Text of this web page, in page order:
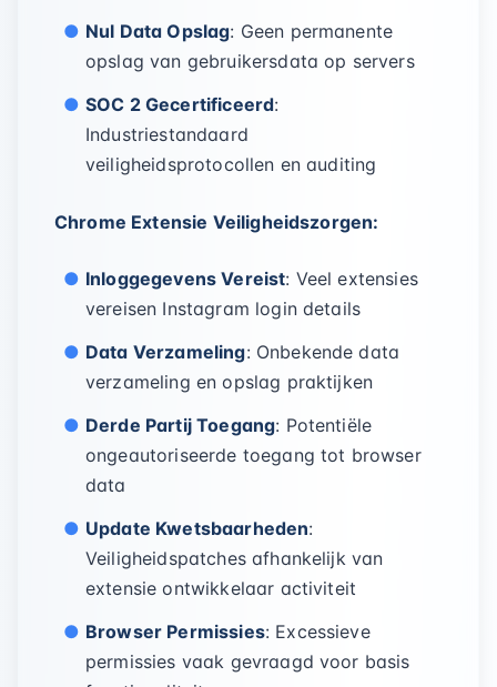
Nul Data Opslag: Geen permanente
opslag van gebruikersdata op servers
SOC 2 Gecertificeerd:
Industriestandaard
veiligheidsprotocollen en auditing
Chrome Extensie Veiligheidszorgen:
Inloggegevens Vereist: Veel extensies
vereisen Instagram login details
Data Verzameling: Onbekende data
verzameling en opslag praktijken
Derde Partij Toegang: Potentiële
ongeautoriseerde toegang tot browser
data
Update Kwetsbaarheden:
Veiligheidspatches afhankelijk van
extensie ontwikkelaar activiteit
Browser Permissies: Excessieve
permissies vaak gevraagd voor basis